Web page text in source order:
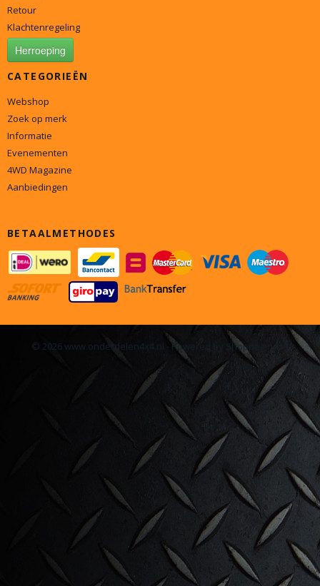
Retour
Klachtenregeling
Herroeping
CATEGORIEËN
Webshop
Zoek op merk
Informatie
Evenementen
4WD Magazine
Aanbiedingen
BETAALMETHODES
© 2026 www.onderdelen4x4.nl - Powered by Shoppagina.nl